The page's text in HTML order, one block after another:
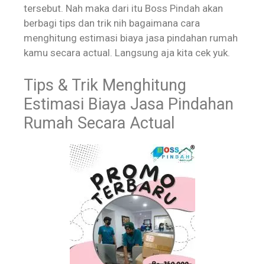
tersebut. Nah maka dari itu Boss Pindah akan
berbagi tips dan trik nih bagaimana cara
menghitung estimasi biaya jasa pindahan rumah
kamu secara actual. Langsung aja kita cek yuk.
Tips & Trik Menghitung
Estimasi Biaya Jasa Pindahan
Rumah Secara Actual